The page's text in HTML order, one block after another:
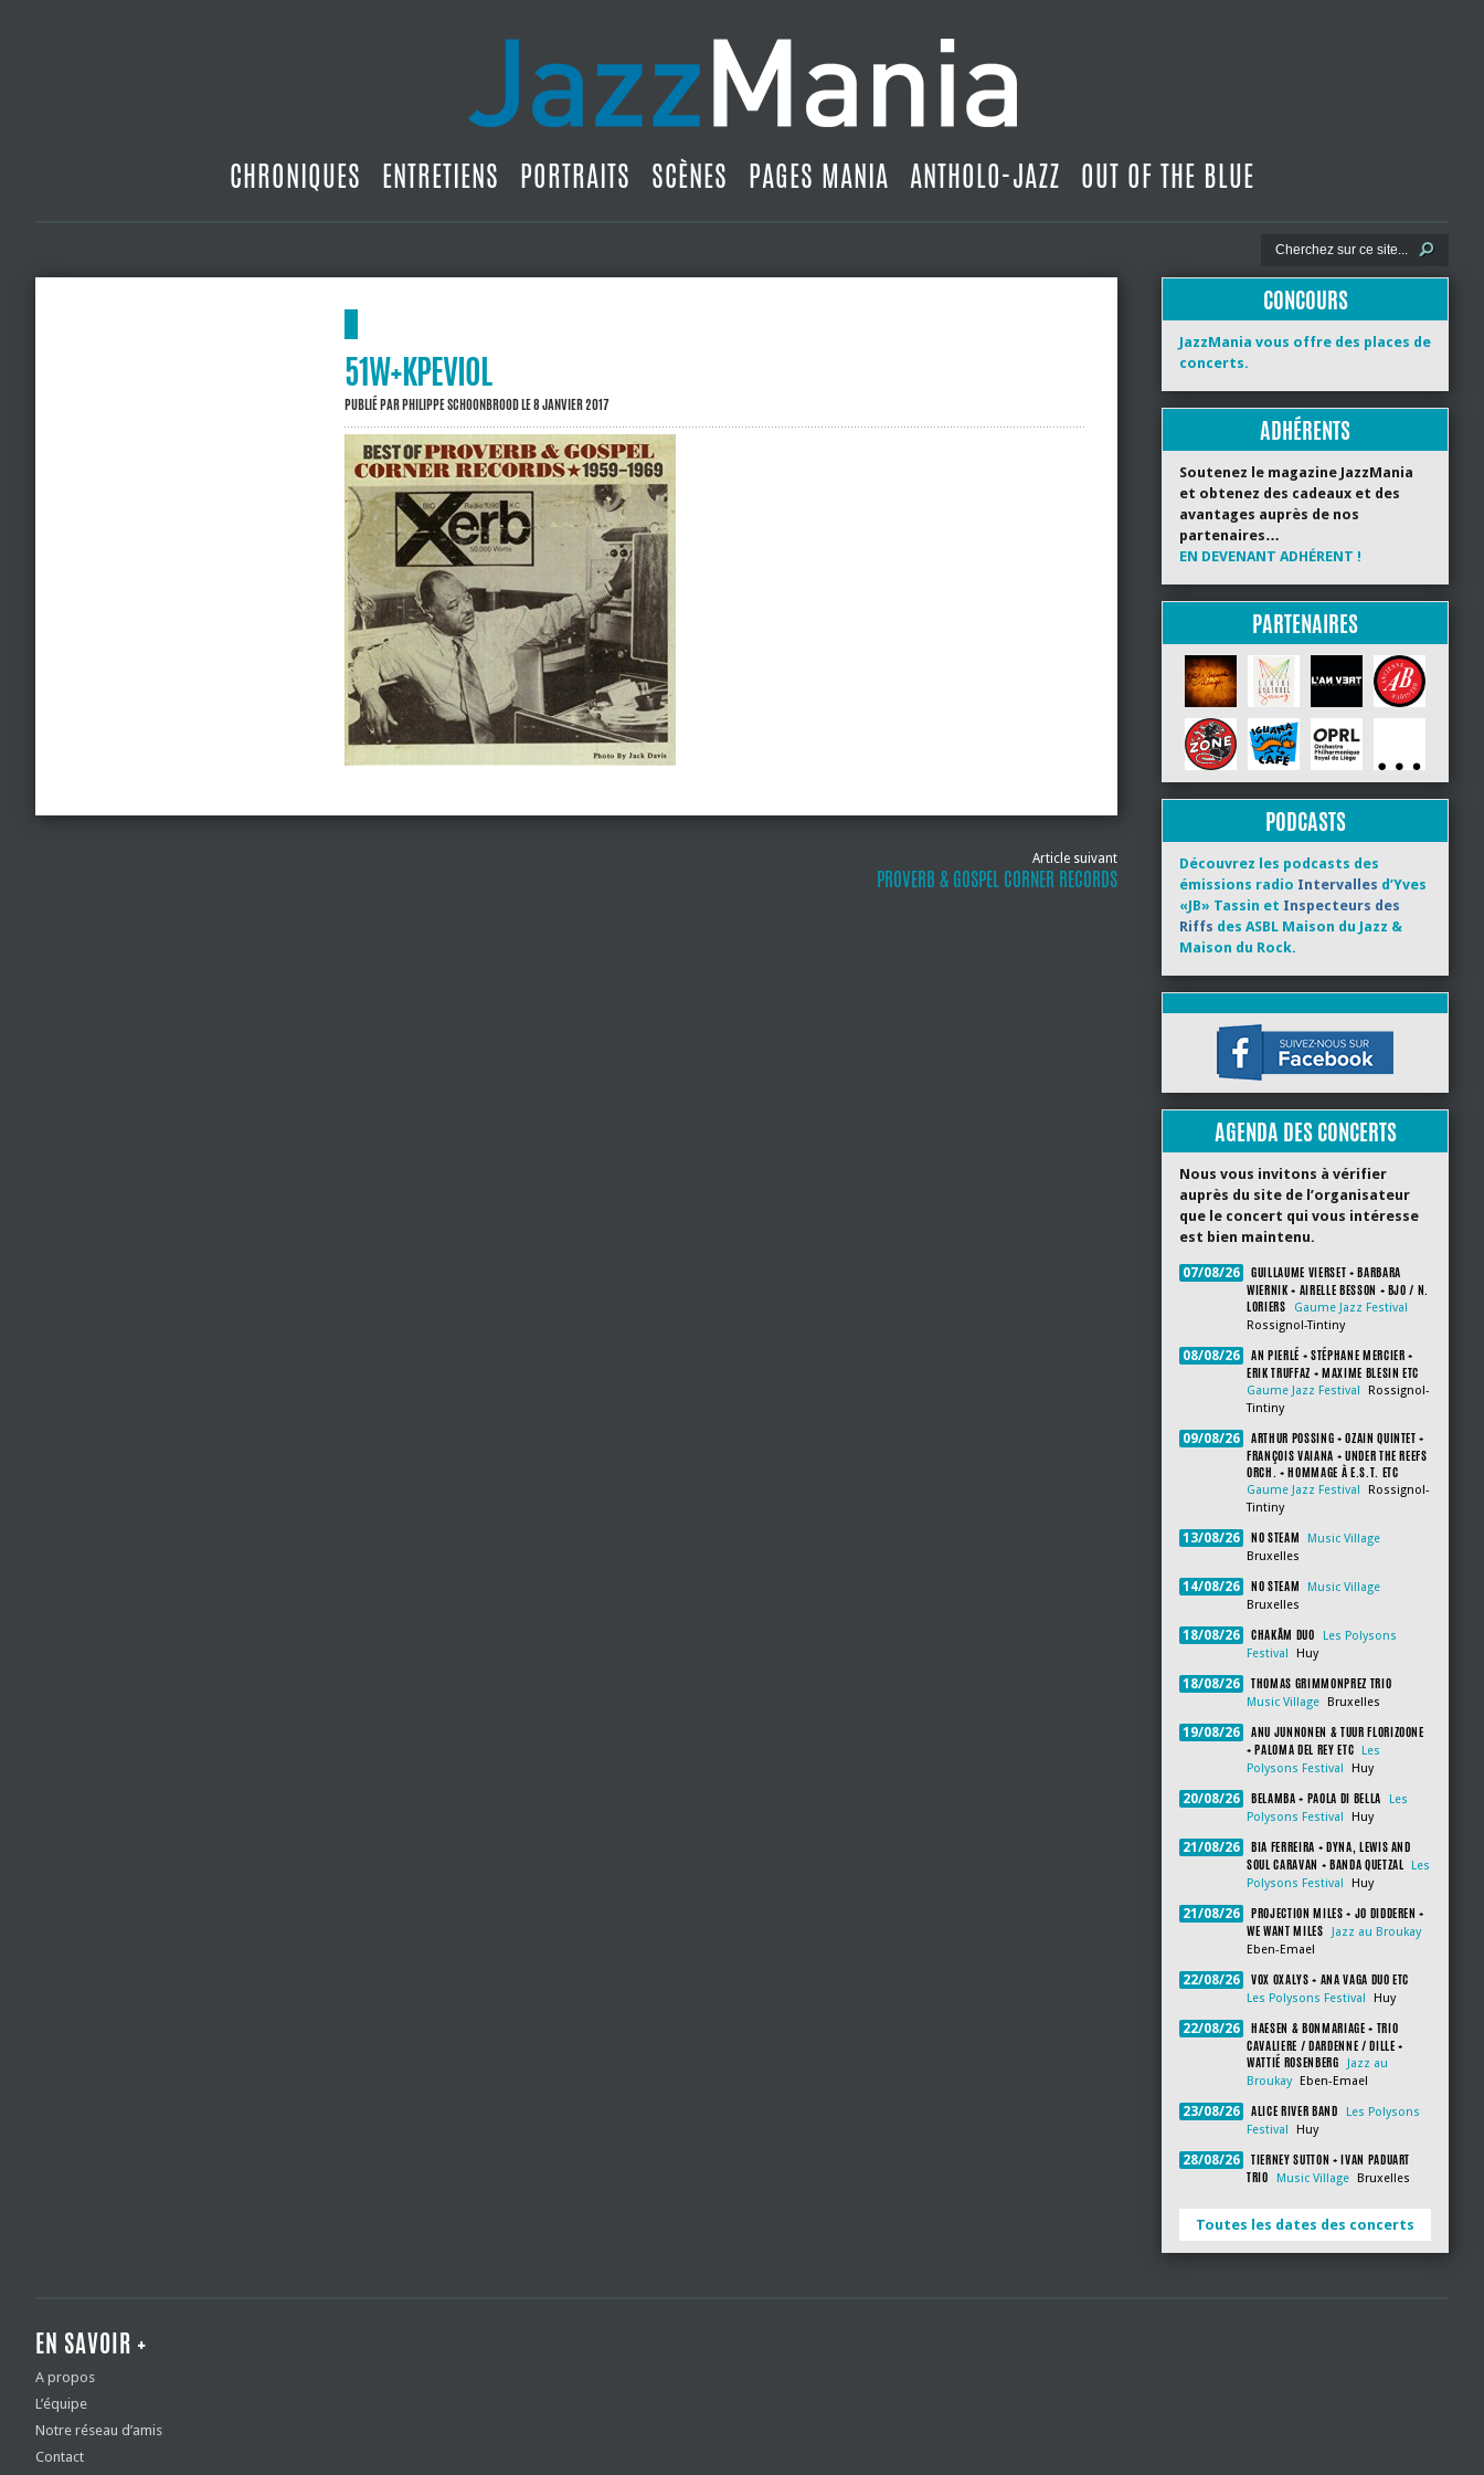
CHRONIQUES ENTRETIENS PORTRAITS SCÈNES PAGES MANIA ANTHOLO-JAZZ OUT OF THE BLUE
51W+KPEVIOL
PUBLIÉ PARPHILIPPE SCHOONBROODLE 8 JANVIER 2017
Article suivant
PROVERB & GOSPEL CORNER RECORDS
CONCOURS
JazzMania vous offre des places de
concerts.
ADHÉRENTS
Soutenez le magazine JazzMania
et obtenez des cadeaux et des
avantages auprès de nos
partenaires…
EN DEVENANT ADHÉRENT !
PARTENAIRES
PODCASTS
Découvrez les podcasts des
émissions radio Intervalles d’Yves
«JB» Tassin et Inspecteurs des
Riffs des ASBL Maison du Jazz &
Maison du Rock.
AGENDA DES CONCERTS
Nous vous invitons à vérifier
auprès du site de l’organisateur
que le concert qui vous intéresse
est bien maintenu.
07/08/26
GUILLAUME VIERSET + BARBARA
WIERNIK + AIRELLE BESSON + BJO / N.
LORIERS
Gaume Jazz Festival
Rossignol-Tintiny
08/08/26
AN PIERLÉ + STÉPHANE MERCIER +
ERIK TRUFFAZ + MAXIME BLESIN ETC
Gaume Jazz Festival
Rossignol-
Tintiny
09/08/26
ARTHUR POSSING + OZAIN QUINTET +
FRANÇOIS VAIANA + UNDER THE REEFS
ORCH. + HOMMAGE À E.S.T. ETC
Gaume Jazz Festival
Rossignol-
Tintiny
13/08/26 NO STEAM
Music Village
Bruxelles
14/08/26 NO STEAM
Music Village
Bruxelles
18/08/26 CHAKÂM DUO
Les Polysons
Festival
Huy
18/08/26 THOMAS GRIMMONPREZ TRIO
Music Village Bruxelles
19/08/26
ANU JUNNONEN & TUUR FLORIZOONE
+ PALOMA DEL REY ETC
Les
Polysons Festival
Huy
20/08/26 BELAMBA + PAOLA DI BELLA
Les
Polysons Festival
Huy
21/08/26
BIA FERREIRA + DYNA, LEWIS AND
SOUL CARAVAN + BANDA QUETZAL
Les
Polysons Festival
Huy
21/08/26
PROJECTION MILES + JO DIDDEREN +
WE WANT MILES
Jazz au Broukay
Eben-Emael
22/08/26 VOX OXALYS + ANA VAGA DUO ETC
Les Polysons Festival Huy
22/08/26
HAESEN & BONMARIAGE + TRIO
CAVALIERE / DARDENNE / DILLE +
WATTIÉ ROSENBERG
Jazz au
Broukay
Eben-Emael
23/08/26 ALICE RIVER BAND
Les Polysons
Festival
Huy
28/08/26
TIERNEY SUTTON + IVAN PADUART
TRIO
Music Village Bruxelles
Toutes les dates des concerts
EN SAVOIR +
A propos
L’équipe
Notre réseau d’amis
Contact